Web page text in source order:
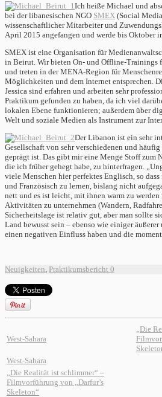
Ich heiße Michael und
bei der libanesischen NGO SMEX (Social
wissenschaftlicher Mitarbeiter und
April 2015 angefangen und werde bis Oktober
SMEX ist eine Organisation für
in Beirut. Wir bieten On- und Offline-Trainings
und treten in der MENA-Region für
Möglichkeiten und dem Internet entsprechen.
Jessica sind erfahren und arbeiten sehr
Praktikum gefunden zu haben, da ich viel
lokalen Ebene funktionieren; außerdem über
Welt und soziale Medien als Instrument zur
Der Libanon ist ein sehr
Gesellschaft von sehr verschiedenen und
geprägt ist. Das gibt mir eine Menge Stoff zum
die ich früher gehegt habe, zu hinterfragen.
viele Menschen hier perfektes Englisch, so
und Französisch zu lernen, bislang nicht
nett und es ist leicht, mit ihnen warm zu
Aktivitäten zu unternehmen (Wandern,
Sicherheitslage ist relativ gut, aber man sollte
Land bewusst sein – ebenso wie einiger
einen negativen Einfluss haben und die
Neuigkeiten Praktikumsbericht 0
West-Sahara
„Die
West-Sahara
„Die Realität ist schlimmer“ –
Filmvorführung von „Darfur’s
Skeleton“